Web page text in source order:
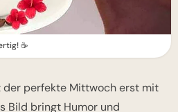
☕️
der perfekte Mittwoch erst mit
Bild bringt Humor und